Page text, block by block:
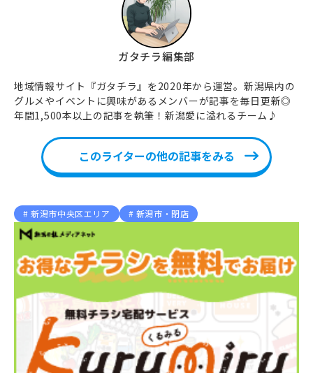
ガタチラ編集部
地域情報サイト『ガタチラ』を2020年から運営。新潟県内の
グルメやイベントに興味があるメンバーが記事を毎日更新◎
年間1,500本以上の記事を執筆！新潟愛に溢れるチーム♪
このライターの他の記事をみる
新潟市中央区エリア 新潟市・閉店